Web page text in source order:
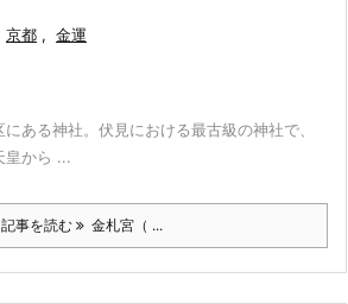
京都 , 金運
ある神社。伏見における最古級の神社で、
皇から ...
記事を読む 金札宮（ ...